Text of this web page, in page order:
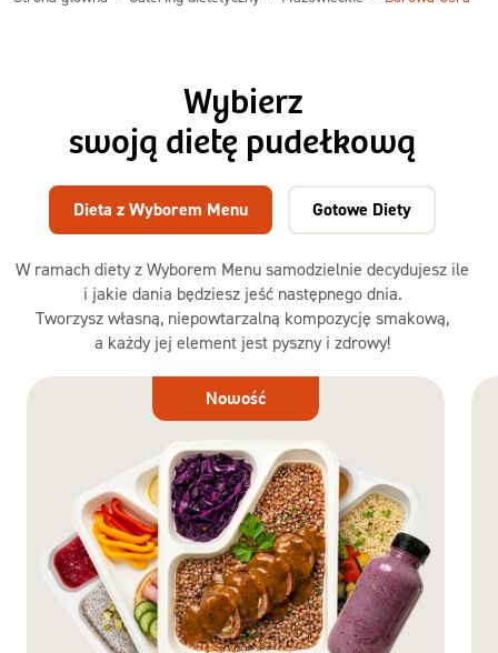
Wybierz
swoją dietę pudełkową
W ramach diety z Wyborem Menu samodzielnie decydujesz ile
i jakie dania będziesz jeść następnego dnia.
Tworzysz własną, niepowtarzalną kompozycję smakową,
a każdy jej element jest pyszny i zdrowy!
Dieta z Wyborem Menu Gotowe Diety
Dieta
Nowość